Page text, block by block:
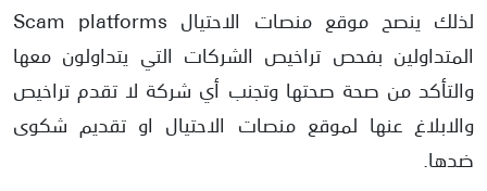
لذلك ينصح موقع منصات الاحتيال Scam platforms
المتداولين بفحص تراخيص الشركات التي يتداولون معها
والتأكد من صحة صحتها وتجنب أي شركة لا تقدم تراخيص
والابلاغ عنها لموقع منصات الاحتيال او تقديم شكوى
ضدها.